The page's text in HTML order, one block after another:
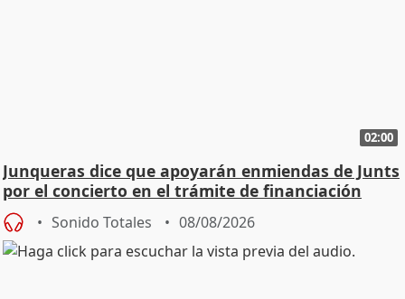
02:00
Junqueras dice que apoyarán enmiendas de Junts
por el concierto en el trámite de financiación
Sonido Totales 08/08/2026